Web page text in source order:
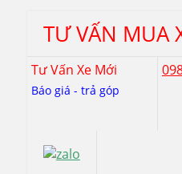
TƯ VẤN MUA
Tư Vấn Xe Mới
Báo giá - trả góp